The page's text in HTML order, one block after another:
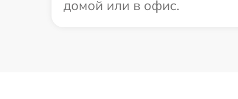
домой или в офис.